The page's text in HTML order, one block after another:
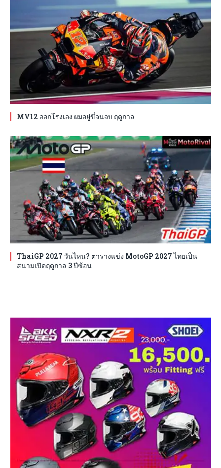
MV12 ออกโรงเอง ผมอยู่ขี่จนจบ ฤดูกาล
ThaiGP 2027 วันไหน? ตารางแข่ง MotoGP 2027 ไทยเป็น
สนามเปิดฤดูกาล 3 ปีซ้อน